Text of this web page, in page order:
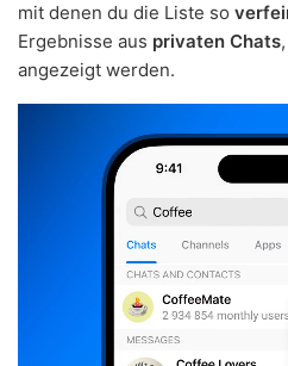
mit denen du die Liste so
Ergebnisse aus privaten Chats,
angezeigt werden.